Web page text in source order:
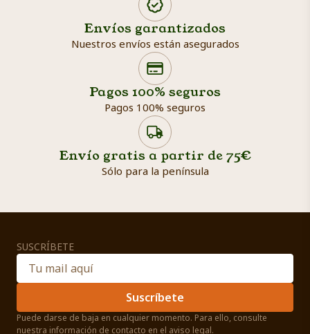
Envíos garantizados
Nuestros envíos están asegurados
Pagos 100% seguros
Pagos 100% seguros
Envío gratis a partir de 75€
Sólo para la península
Search products
SUSCRÍBETE
Suscríbete
Puede darse de baja en cualquier momento. Para ello, consulte
nuestra información de contacto en el aviso legal.